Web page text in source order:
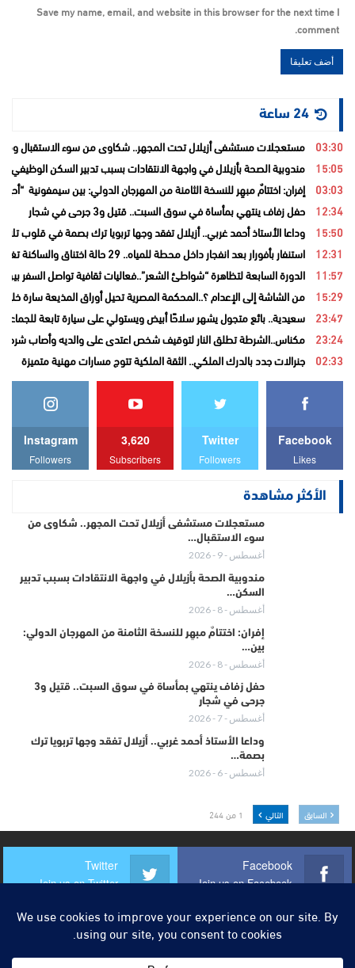
Save my name, email, and website in this browser for the next time I
comment.
03:30 مستعجلات مستشفى أزيلال تحت المجهر.. شكاوى من سوء الاستقبال
15:05 مندوبية الصحة بأزيلال في واجهة الانتقادات بسبب تدبير السكن
03:03 إفران: اختتامٌ مبهِر للنسخة الثامنة من المهرجان الدولي: بين سيمفونية
12:34 حفل زفاف ينتهي بمأساة في سوق السبت.. قتيل و3 جرحى في شجار
15:50 وداعا الأستاذ أحمد غربي.. أزيلال تفقد وجها تربويا ترك بصمة في قلوب
12:31 استنفار بأفورار بعد انفجار داخل محطة للمياه.. 29 حالة اختناق والساكنة تغادر منازلها خوفاً من الغاز
11:57 الدورة السابعة لتظاهرة “شواطئ الشعر”..فعاليات ثقافية تواصل السفر بين
15:29 من الشاشة إلى الإعدام ؟..المحكمة المصرية تحيل أوراق المذيعة سارة
23:47 سعيدية.. بائع متجول يشهر سلاحًا أبيض ويستولي على سيارة تابعة للجماعة
23:24 مكناس..الشرطة تطلق النار لتوقيف شخص اعتدى على والديه وأصاب شرطيا
02:33 جنرالات جدد بالدرك الملكي.. الثقة الملكية تتوج مسارات مهنية متميزة
Facebook
Likes
Twitter
Followers
3,620
Subscribers
Instagram
Followers
الأكثر مشاهدة
مستعجلات مستشفى أزيلال تحت المجهر.. شكاوى من
سوء الاستقبال…
أغسطس - 9 - 2026
مندوبية الصحة بأزيلال في واجهة الانتقادات بسبب تدبير
السكن…
أغسطس - 8 - 2026
إفران: اختتامٌ مبهِر للنسخة الثامنة من المهرجان الدولي:
بين…
أغسطس - 8 - 2026
حفل زفاف ينتهي بمأساة في سوق السبت.. قتيل و3
جرحى في شجار
أغسطس - 7 - 2026
وداعا الأستاذ أحمد غربي.. أزيلال تفقد وجها تربويا ترك
بصمة…
أغسطس - 6 - 2026
السابق التالي 1 من 244
Facebook
Join us on Facebook
Twitter
Join us on Twitter
Youtube
Join us on Youtube
Instagram
Join us on Instagram